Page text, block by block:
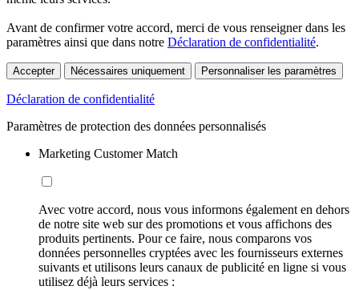
Avant de confirmer votre accord, merci de vous renseigner dans les
paramètres ainsi que dans notre Déclaration de confidentialité.
Accepter Nécessaires uniquement Personnaliser les paramètres
Déclaration de confidentialité
Paramètres de protection des données personnalisés
Marketing Customer Match
Avec votre accord, nous vous informons également en dehors
de notre site web sur des promotions et vous affichons des
produits pertinents. Pour ce faire, nous comparons vos
données personnelles cryptées avec les fournisseurs externes
suivants et utilisons leurs canaux de publicité en ligne si vous
utilisez déjà leurs services :